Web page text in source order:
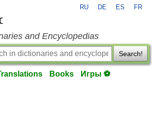
RU DE ES FR
and Encyclopedias
Search!
Books Игры ⚽